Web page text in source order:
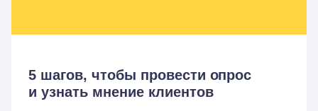
5 шагов, чтобы провести опрос
и узнать мнение клиентов